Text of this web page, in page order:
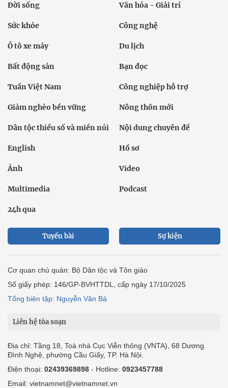
Đời sống Văn hóa - Giải trí
Sức khỏe Công nghệ
Ô tô xe máy Du lịch
Bất động sản Bạn đọc
Tuần Việt Nam Công nghiệp hỗ trợ
Giảm nghèo bền vững Nông thôn mới
Dân tộc thiểu số và miền núi Nội dung chuyên đề
English Hồ sơ
Ảnh Video
Multimedia Podcast
24h qua
Tuyến bài Sự kiện
Cơ quan chủ quản: Bộ Dân tộc và Tôn giáo
Số giấy phép: 146/GP-BVHTTDL, cấp ngày 17/10/2025
Tổng biên tập: Nguyễn Văn Bá
Liên hệ tòa soạn
Địa chỉ: Tầng 18, Toà nhà Cục Viễn thông (VNTA), 68 Dương
Đình Nghệ, phường Cầu Giấy, TP. Hà Nội.
Điện thoại: 02439369898 - Hotline: 0923457788
Email: vietnamnet@vietnamnet.vn